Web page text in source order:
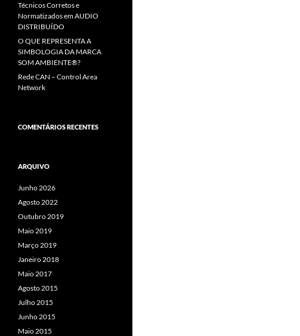
Técnicos Corretos e
Normatizados em AUDIO
DISTRIBUÍDO
O QUE REPRESENTA A
SIMBOLOGIA DA MARCA
SOM AMBIENTE®?
Rede CAN – Control Area
Network
COMENTÁRIOS RECENTES
ARQUIVO
Junho 2026
Agosto 2022
Outubro 2019
Maio 2019
Março 2019
Janeiro 2018
Maio 2017
Agosto 2015
Julho 2015
Junho 2015
Maio 2015